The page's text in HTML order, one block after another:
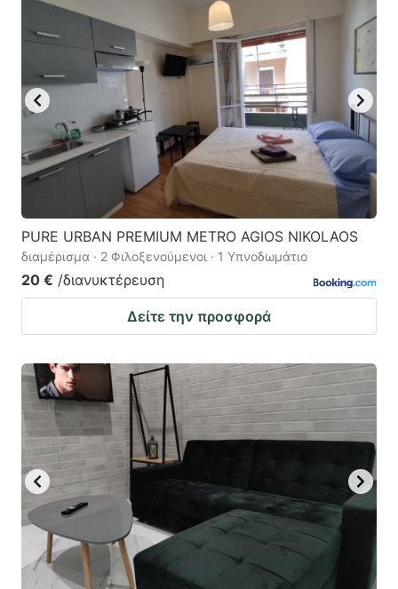
PURE URBAN PREMIUM METRO AGIOS NIKOLAOS
διαμέρισμα · 2 Φιλοξενούμενοι · 1 Υπνοδωμάτιο
20 € /διανυκτέρευση
Δείτε την προσφορά